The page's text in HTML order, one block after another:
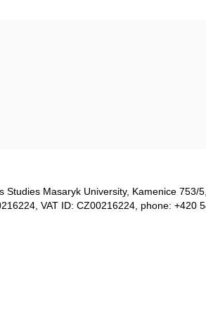
Studies Masaryk University, Kamenice 753/
VAT ID: CZ00216224, phone: +420